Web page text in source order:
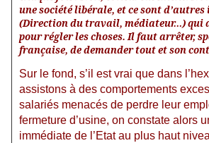
une société libérale, et ce sont
(Direction du travail, médiateur…) qui
pour régler les choses. Il faut arrêter,
française, de demander tout et son
Sur le fond, s’il est vrai que dans
assistons à des comportements
salariés menacés de perdre leur
fermeture d’usine, on constate alors
immédiate de l’Etat au plus haut